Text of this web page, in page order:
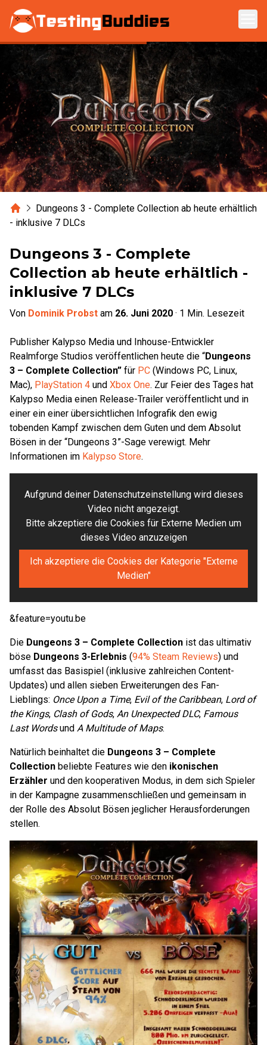
Zum Hauptinhalt springen
HomeDungeons 3 - Complete Collection ab heute erhältlich
- inklusive 7 DLCs
Dungeons 3 - Complete
Collection ab heute erhältlich -
inklusive 7 DLCs
Von Dominik Probst am 26. Juni 2020 · 1 Min. Lesezeit
Publisher Kalypso Media und Inhouse-Entwickler
Realmforge Studios veröffentlichen heute die “Dungeons
3 – Complete Collection” für PC (Windows PC, Linux,
Mac), PlayStation 4 und Xbox One. Zur Feier des Tages hat
Kalypso Media einen Release-Trailer veröffentlicht und in
einer ein einer übersichtlichen Infografik den ewig
tobenden Kampf zwischen dem Guten und dem Absolut
Bösen in der “Dungeons 3”-Sage verewigt. Mehr
Informationen im Kalypso Store.
Aufgrund deiner Datenschutzeinstellung wird dieses
Video nicht angezeigt.
Bitte akzeptiere die Cookies für Externe Medien um
dieses Video anzuzeigen
Ich akzeptiere die Cookies der Kategorie "Externe
Medien"
&feature=youtu.be
Die Dungeons 3 – Complete Collection ist das ultimativ
böse Dungeons 3-Erlebnis (94% Steam Reviews) und
umfasst das Basispiel (inklusive zahlreichen Content-
Updates) und allen sieben Erweiterungen des Fan-
Lieblings: Once Upon a Time, Evil of the Caribbean, Lord of
the Kings, Clash of Gods, An Unexpected DLC, Famous
Last Wordsund A Multitude of Maps.
Natürlich beinhaltet die Dungeons 3 – Complete
Collection beliebte Features wie den ikonischen
Erzähler und den kooperativen Modus, in dem sich Spieler
in der Kampagne zusammenschließen und gemeinsam in
der Rolle des Absolut Bösen jeglicher Herausforderungen
stellen.